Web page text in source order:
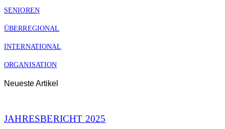
SENIOREN
ÜBERREGIONAL
INTERNATIONAL
ORGANISATION
Neueste Artikel
JAHRESBERICHT 2025